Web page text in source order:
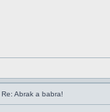
Re: Abrak a babra!